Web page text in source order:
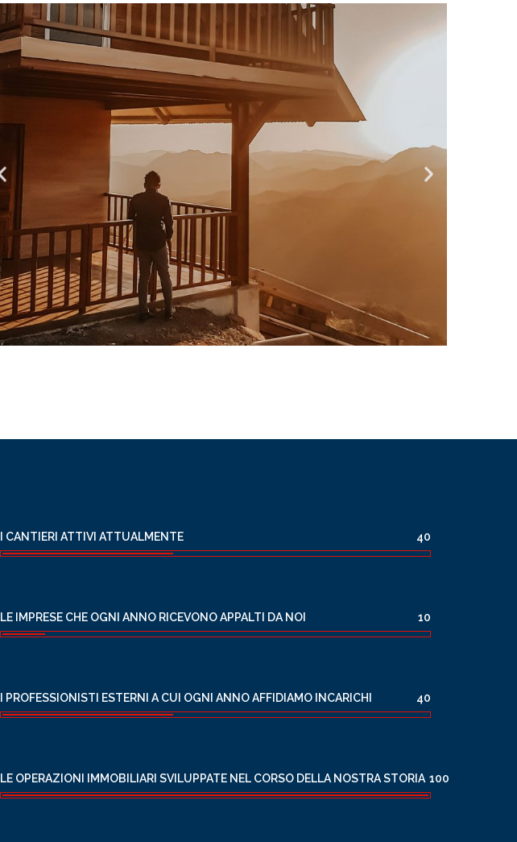
I CANTIERI ATTIVI ATTUALMENTE 40
LE IMPRESE CHE OGNI ANNO RICEVONO APPALTI DA NOI 10
I PROFESSIONISTI ESTERNI A CUI OGNI ANNO AFFIDIAMO INCARICHI 40
LE OPERAZIONI IMMOBILIARI SVILUPPATE NEL CORSO DELLA NOSTRA STORIA 100